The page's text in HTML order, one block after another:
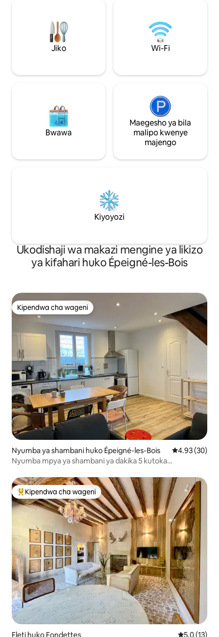
vifaa, choo. Ghorofa ya juu: Mezzanine,
chumba cha kulala chenye kitanda 140,
chumba cha kulala cha 2 na vitanda 3 vya
90. Bafu lenye beseni la kuogea na choo
wazima 6. SPA
(wasiliana nasi)
dakika 20 kutoka
Amboise,
Jiko Wi-Fi
Bwawa
Maegesho ya bila
malipo kwenye
majengo
Kiyoyozi
Ukodishaji wa makazi mengine ya likizo
ya kifahari huko Épeigné-les-Bois
Kipendwa cha wageni
Kipendwa cha wageni
Nyumba ya shambani huko Épeigné-les-Bois Ukadiriaji wa
4.93 (30)
Nyumba mpya ya shambani ya dakika 5 kutoka
Kipendwa maarufu cha wageni
Kipendwa cha wageni
Fleti huko Fondettes Ukadiriaji
5.0 (13)